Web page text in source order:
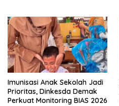
Imunisasi Anak Sekolah Jadi
Prioritas, Dinkesda Demak
Perkuat Monitoring BIAS 2026